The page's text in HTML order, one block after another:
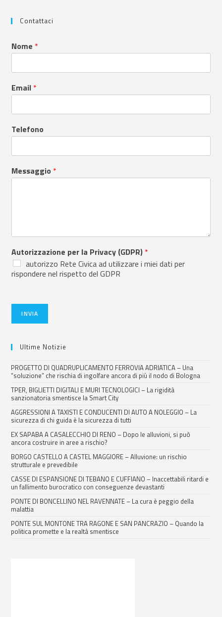
Contattaci
Nome *
Email *
Telefono
Messaggio *
Autorizzazione per la Privacy (GDPR) *
autorizzo Rete Civica ad utilizzare i miei dati per
rispondere nel rispetto del GDPR
INVIA
Ultime Notizie
PROGETTO DI QUADRUPLICAMENTO FERROVIA ADRIATICA – Una
“soluzione” che rischia di ingolfare ancora di più il nodo di Bologna
TPER, BIGLIETTI DIGITALI E MURI TECNOLOGICI – La rigidità
sanzionatoria smentisce la Smart City
AGGRESSIONI A TAXISTI E CONDUCENTI DI AUTO A NOLEGGIO – La
sicurezza di chi guida è la sicurezza di tutti
EX SAPABA A CASALECCHIO DI RENO – Dopo le alluvioni, si può
ancora costruire in aree a rischio?
BORGO CASTELLO A CASTEL MAGGIORE – Alluvione: un rischio
strutturale e prevedibile
CASSE DI ESPANSIONE DI TEBANO E CUFFIANO – Inaccettabili ritardi e
un fallimento burocratico con conseguenze devastanti
PONTE DI BONCELLINO NEL RAVENNATE – La cura è peggio della
malattia
PONTE SUL MONTONE TRA RAGONE E SAN PANCRAZIO – Quando la
politica promette e la realtà smentisce